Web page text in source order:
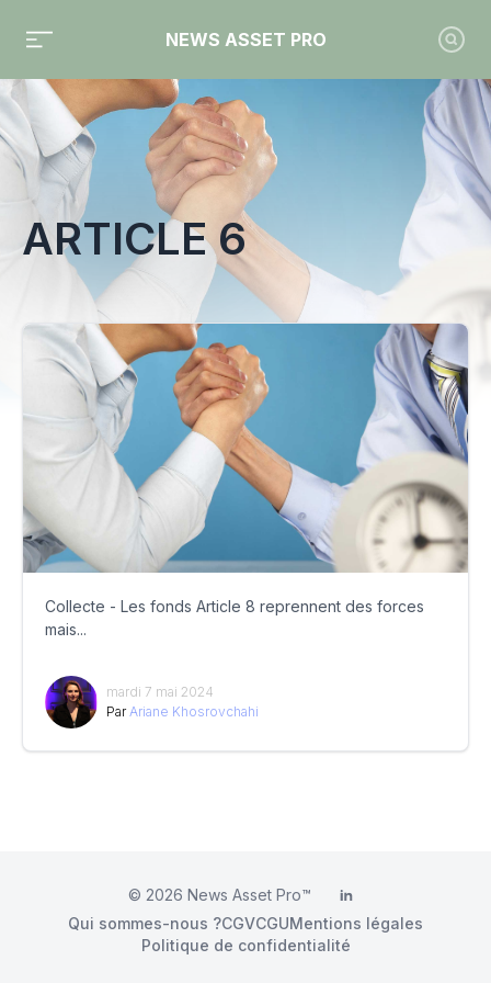
NEWS ASSET PRO
Toute l'actualité sur le tag "Article 6"
ARTICLE 6
Collecte - Les fonds Article 8 reprennent des forces
mais...
mardi 7 mai 2024
Par Ariane Khosrovchahi
© 2026 News Asset Pro™ LinkedIn
Qui sommes-nous ?CGVCGUMentions légales
Politique de confidentialité